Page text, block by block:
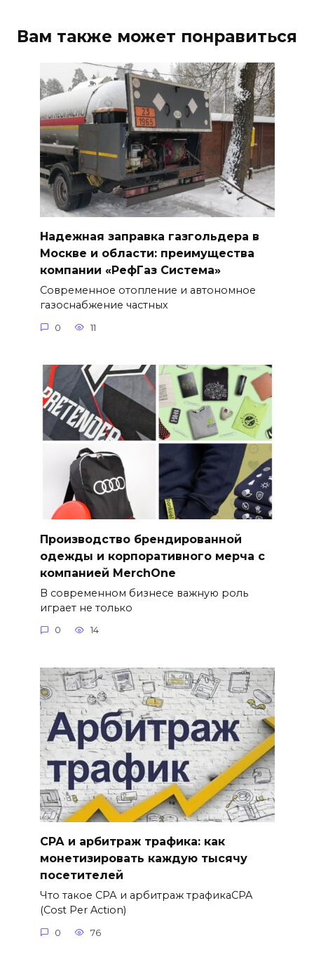
Вам также может понравиться
Надежная заправка газгольдера в
Москве и области: преимущества
компании «РефГаз Система»
Современное отопление и автономное
газоснабжение частных
0 11
Производство брендированной
одежды и корпоративного мерча с
компанией MerchOne
В современном бизнесе важную роль
играет не только
0 14
СРА и арбитраж трафика: как
монетизировать каждую тысячу
посетителей
Что такое СРА и арбитраж трафикаCPA
(Cost Per Action)
0 76